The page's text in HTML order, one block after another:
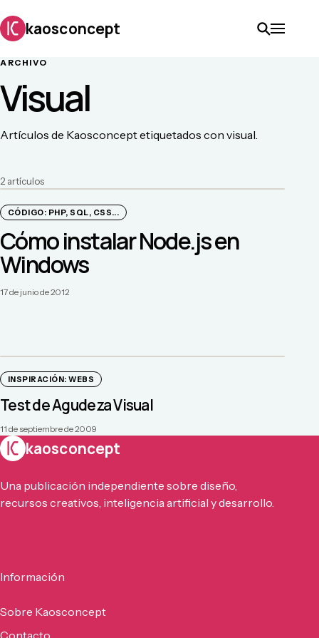
kaosconcept
ARCHIVO
Visual
Artículos de Kaosconcept etiquetados con visual.
2 artículos
CÓDIGO: PHP, SQL, CSS...
Cómo instalar Node.js en
Windows
17 de junio de 2012
INSPIRACIÓN: WEBS
Test de Agudeza Visual
11 de septiembre de 2009
kaosconcept
Una publicación independiente sobre diseño,
recursos creativos, inteligencia artificial y desarrollo.
Información
Sobre Kaosconcept
Contacto